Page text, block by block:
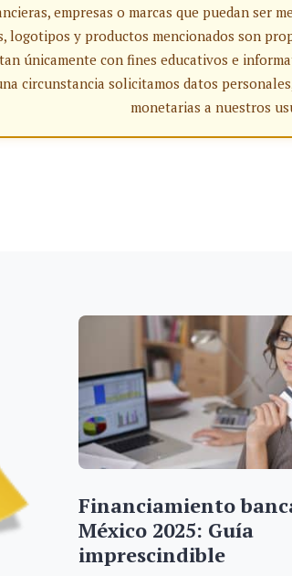
empresas o marcas que puedan ser
logotipos y productos mencionados son
únicamente con fines educativos e
circunstancia solicitamos datos
monetarias a nuestros
Financiamiento
México 2025: Guía
imprescindible